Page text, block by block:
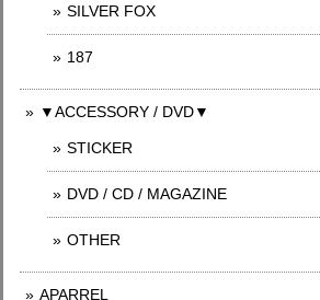
SILVER FOX
187
▼ACCESSORY / DVD▼
STICKER
DVD / CD / MAGAZINE
OTHER
APARREL